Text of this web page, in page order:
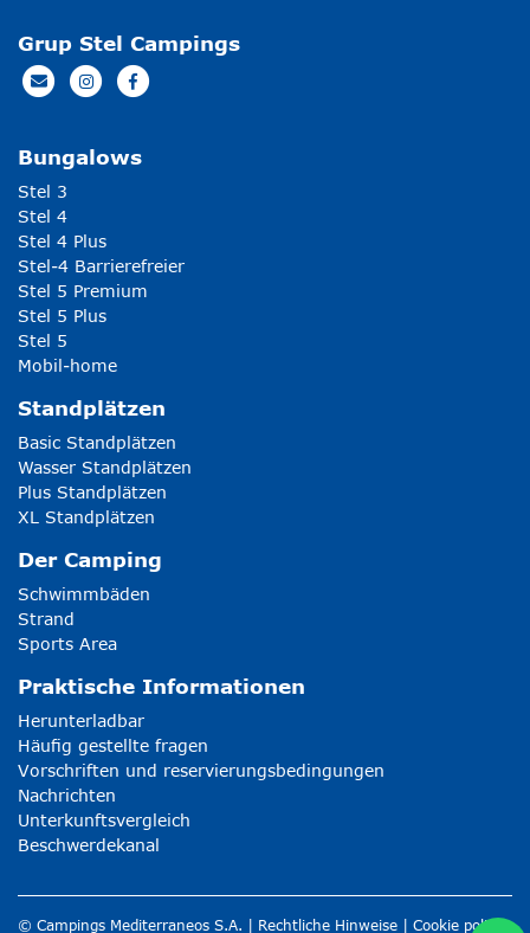
Grup Stel Campings
Bungalows
Stel 3
Stel 4
Stel 4 Plus
Stel-4 Barrierefreier
Stel 5 Premium
Stel 5 Plus
Stel 5
Mobil-home
Standplätzen
Basic Standplätzen
Wasser Standplätzen
Plus Standplätzen
XL Standplätzen
Der Camping
Schwimmbäden
Strand
Sports Area
Praktische Informationen
Herunterladbar
Häufig gestellte fragen
Vorschriften und reservierungsbedingungen
Nachrichten
Unterkunftsvergleich
Beschwerdekanal
© Campings Mediterraneos S.A. | Rechtliche Hinweise Cookie policy